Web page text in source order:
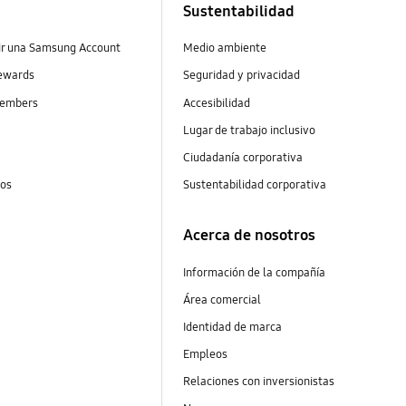
una Samsung Account
Sustentabilidad
Medio ambiente
Seguridad y privacidad
Accesibilidad
Lugar de trabajo inclusivo
Ciudadanía corporativa
Sustentabilidad corporativa
Acerca de nosotros
Información de la compañía
Área comercial
Identidad de marca
Empleos
Relaciones con inversionistas